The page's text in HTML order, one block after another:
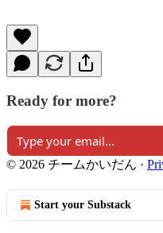
Ready for more?
© 2026 チームかいだん ·
Start your Substack